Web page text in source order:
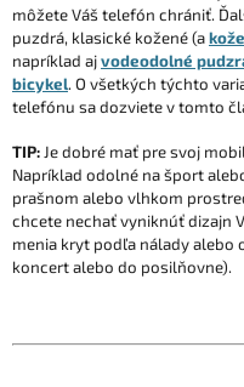
môžete Váš telefón chrániť.
puzdrá, klasické kožené (a
napríklad ajvodeodolné
bicykel. O všetkých týchto
telefónu sa dozviete v tomto
TIP: Je dobré mať pre svoj
Napríklad odolné na šport
prašnom alebo vlhkom
chcete nechať vyniknúť dizajn
menia kryt podľa nálady alebo
koncert alebo do posilňovne).